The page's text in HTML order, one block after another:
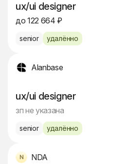
ux/ui designer
до 122 664 ₽
senior удалённо
Alanbase
ux/ui designer
зп не указана
senior удалённо
NDA